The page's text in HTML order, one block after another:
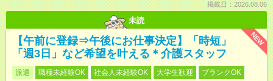
掲載日：2026.08.06
未読
NEW
【午前に登録⇒午後にお仕事決定】「時短」
「週3日」など希望を叶える＊介護スタッフ
派遣 職種未経験OK 社会人未経験OK 大学生歓迎
ブランクOK